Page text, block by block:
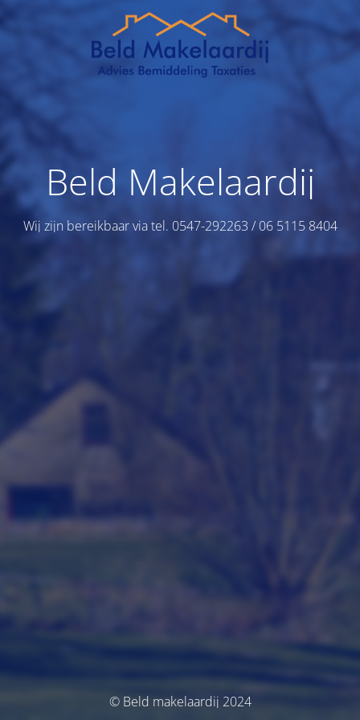
Beld Makelaardij
Wij zijn bereikbaar via tel. 0547-292263 / 06 5115 8404
© Beld makelaardij 2024